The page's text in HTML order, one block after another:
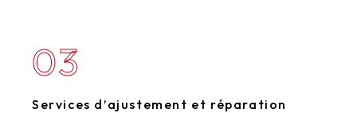
03
Services d’ajustement et réparation